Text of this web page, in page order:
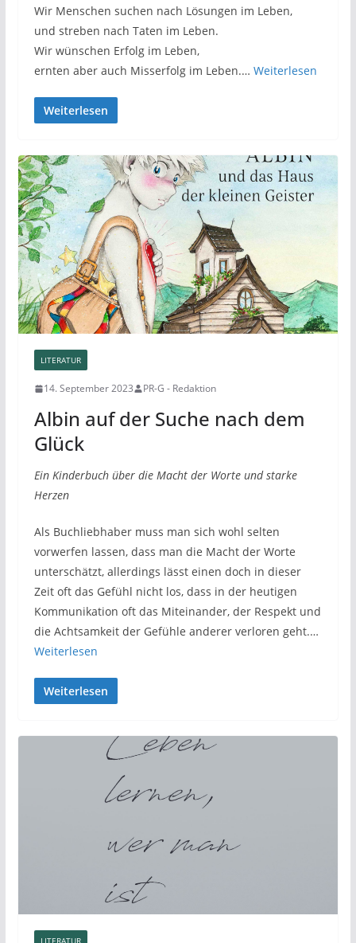
Wir Menschen suchen nach Lösungen im Leben,
und streben nach Taten im Leben.
Wir wünschen Erfolg im Leben,
ernten aber auch Misserfolg im Leben.… Weiterlesen
Weiterlesen
LITERATUR
14. September 2023 PR-G - Redaktion
Albin auf der Suche nach dem
Glück
Ein Kinderbuch über die Macht der Worte und starke
Herzen
Als Buchliebhaber muss man sich wohl selten
vorwerfen lassen, dass man die Macht der Worte
unterschätzt, allerdings lässt einen doch in dieser
Zeit oft das Gefühl nicht los, dass in der heutigen
Kommunikation oft das Miteinander, der Respekt und
die Achtsamkeit der Gefühle anderer verloren geht.…
Weiterlesen
Weiterlesen
LITERATUR